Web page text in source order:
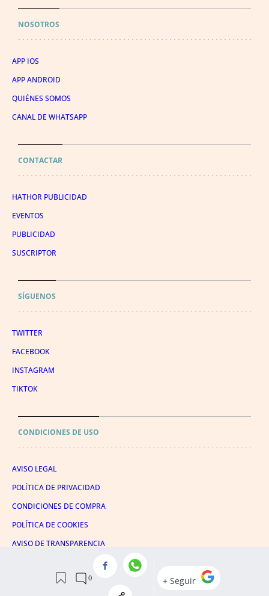
NOSOTROS
APP IOS
APP ANDROID
QUIÉNES SOMOS
CANAL DE WHATSAPP
CONTACTAR
HATHOR PUBLICIDAD
EVENTOS
PUBLICIDAD
SUSCRIPTOR
SÍGUENOS
TWITTER
FACEBOOK
INSTAGRAM
TIKTOK
CONDICIONES DE USO
AVISO LEGAL
POLÍTICA DE PRIVACIDAD
CONDICIONES DE COMPRA
POLÍTICA DE COOKIES
AVISO DE TRANSPARENCIA